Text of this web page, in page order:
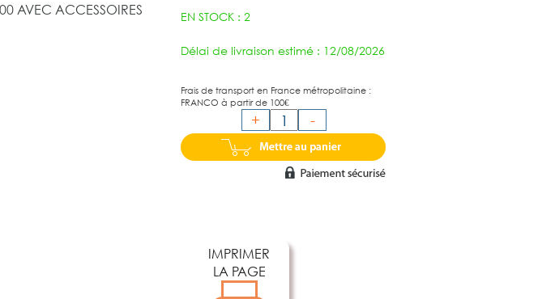
AVEC ACCESSOIRES EN STOCK : 2
Délai de livraison estimé : 12/08/2026
Frais de transport en France métropolitaine :
FRANCO à partir de 100€
+ -
IMPRIMER
LA PAGE